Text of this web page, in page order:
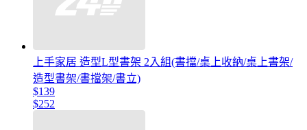
上手家居 造型L型書架 2入組(書擋/桌上收納/桌上書架/
造型書架/書擋架/書立)
$139
$252